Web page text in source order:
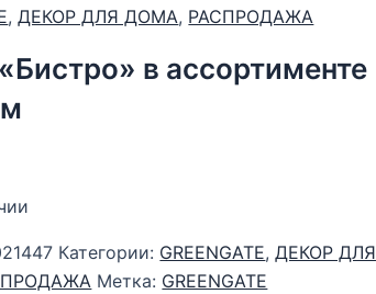
,ДЕКОР ДЛЯ ДОМА, РАСПРОДАЖА
в ассортименте
Категории: GREENGATE,ДЕКОР ДЛЯ
Метка: GREENGATE